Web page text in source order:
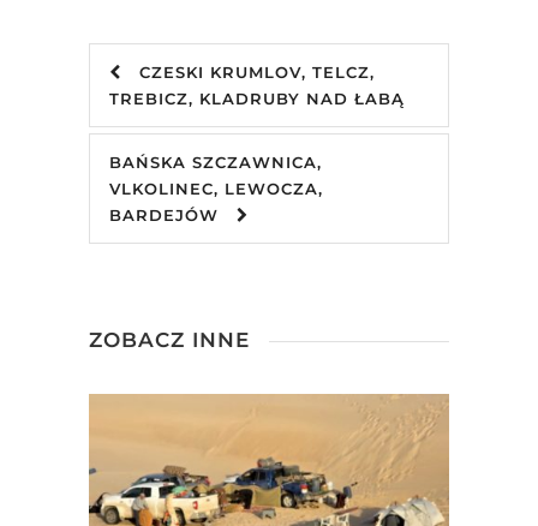
CZESKI KRUMLOV, TELCZ,
TREBICZ, KLADRUBY NAD ŁABĄ
BAŃSKA SZCZAWNICA,
VLKOLINEC, LEWOCZA,
BARDEJÓW
ZOBACZ INNE